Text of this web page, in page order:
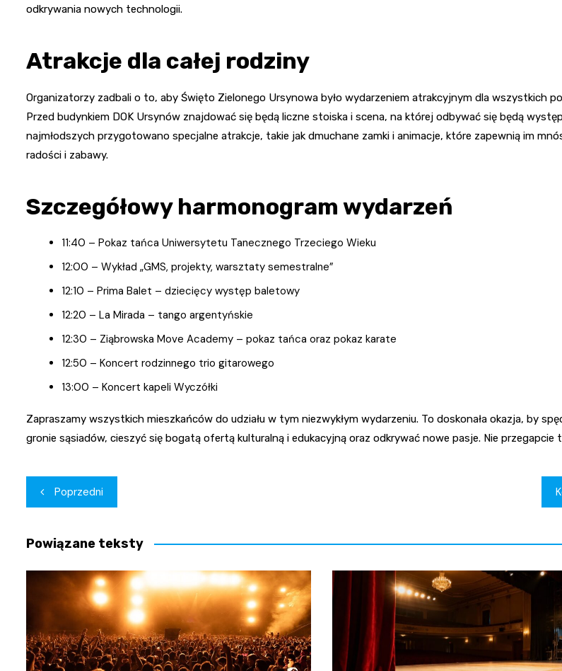
odkrywania nowych technologii.
Atrakcje dla całej rodziny
Organizatorzy zadbali o to, aby Święto Zielonego Ursynowa było wydarzeniem atrakcyjnym dla wszystkich
Przed budynkiem DOK Ursynów znajdować się będą liczne stoiska i scena, na której odbywać się będą
najmłodszych przygotowano specjalne atrakcje, takie jak dmuchane zamki i animacje, które zapewnią im
radości i zabawy.
Szczegółowy harmonogram wydarzeń
11:40 – Pokaz tańca Uniwersytetu Tanecznego Trzeciego Wieku
12:00 – Wykład „GMS, projekty, warsztaty semestralne”
12:10 – Prima Balet – dziecięcy występ baletowy
12:20 – La Mirada – tango argentyńskie
12:30 – Ziąbrowska Move Academy – pokaz tańca oraz pokaz karate
12:50 – Koncert rodzinnego trio gitarowego
13:00 – Koncert kapeli Wyczółki
Zapraszamy wszystkich mieszkańców do udziału w tym niezwykłym wydarzeniu. To doskonała okazja, by
gronie sąsiadów, cieszyć się bogatą ofertą kulturalną i edukacyjną oraz odkrywać nowe pasje. Nie przegapcie
Nawigacja
wpisu
Poprzedni
Powiązane teksty